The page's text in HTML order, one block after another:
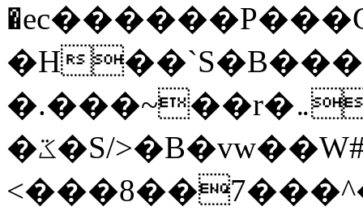
�H
�.���~��r�޼�}�܅�mؕWu���K}
�ػ�S/>�B�vw��W#�I��*]\W��)Ħ�1��fC}